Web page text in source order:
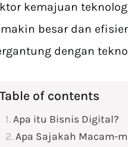
kemajuan
besar dan
dengan
Table of contents
Apa itu Bisnis Digital?
Apa Sajakah Macam-